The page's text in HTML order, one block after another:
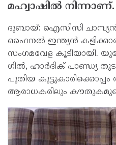
മഹ്വാഷില്‍ നിന്നാണ്.
ദുബായ്: ഐസിസി ചാമ്പ്യന്‍സ്
ഫൈനല്‍ ഇന്ത്യന്‍
സംഗമവേള കൂടിയായി.
ഗില്‍, ഹാര്‍ദിക് പാണ്ഡ്യ
പുതിയ
ആരാധകരിലും